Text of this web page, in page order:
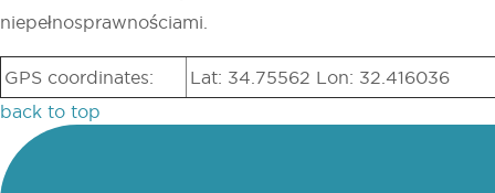
niepełnosprawnościami.
GPS coordinates:
Lat: 34.75562 Lon: 32.416036
back to top